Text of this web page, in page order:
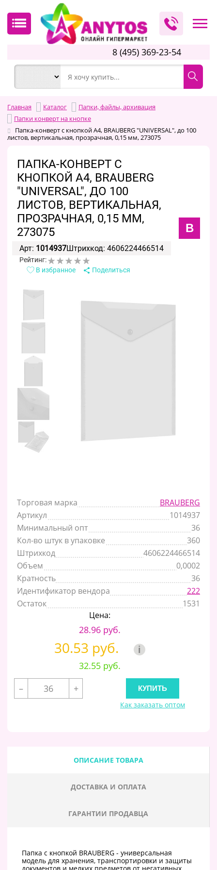
8 (495) 369-23-54
Главная Каталог
Папки, файлы, архивация
Папки конверт на кнопке
Папка-конверт с кнопкой А4, BRAUBERG "UNIVERSAL", до 100
листов, вертикальная, прозрачная, 0,15 мм, 273075
ПАПКА-КОНВЕРТ С
КНОПКОЙ А4, BRAUBERG
"UNIVERSAL", ДО 100
ЛИСТОВ, ВЕРТИКАЛЬНАЯ,
ПРОЗРАЧНАЯ, 0,15 ММ,
273075
B
Арт: 1014937Штрихкод: 4606224466514
Рейтинг:
В избранное
Поделиться
Торговая марка
BRAUBERG
Артикул
1014937
Минимальный опт
36
Кол-во штук в упаковке
360
Штрихкод
4606224466514
Объем
0,0002
Кратность
36
Идентификатор вендора
222
Остаток
1531
Цена:
28.96 руб.
30.53 руб. i
32.55 руб.
–
+
Как заказать оптом
ОПИСАНИЕ ТОВАРА
ДОСТАВКА И ОПЛАТА
ГАРАНТИИ ПРОДАВЦА
Папка с кнопкой BRAUBERG - универсальная
модель для хранения, транспортировки и защиты